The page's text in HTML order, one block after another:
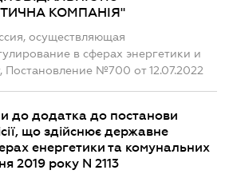
КОМПАНІЯ"
осуществляющая
в сферах энергетики и
Постановление №700 от 12.07.2022
до додатка до постанови
що здійснює державне
енергетики та комунальних
2019 року N 2113